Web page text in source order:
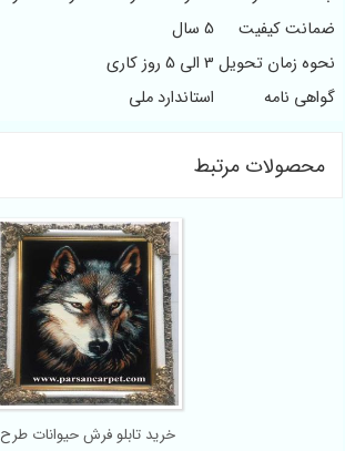
ضمانت کیفیت
5 سال
نحوه زمان تحویل 3 الی 5 روز کاری
گواهی نامه
استاندارد ملی
محصولات مرتبط
خرید تابلو فرش حیوانات طرح